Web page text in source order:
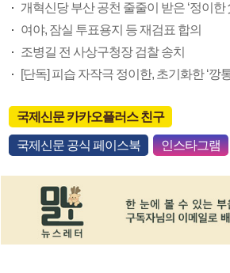
개혁신당 부산 공천 줄줄이 받은 ‘정이한
여야, 잠실 투표용지 등 재검표 합의
조병길 전 사상구청장 검찰 송치
[단독] 피습 자작극 정이한, 초기화한 ‘깡
국제신문 카카오플러스 친구
국제신문 공식 페이스북 인스타그램